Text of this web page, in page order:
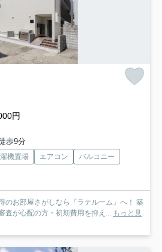
円
歩9分
機置場 エアコン
バルコニー
のお部屋さがしなら『ラテルーム』へ！ 築
査が心配の方・初期費用を抑え...
もっと見